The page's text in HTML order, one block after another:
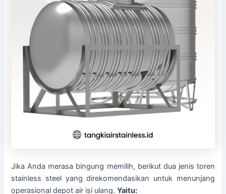
Jika Anda merasa bingung memilih, berikut dua jenis toren
stainless steel yang direkomendasikan untuk menunjang
operasional depot air isi ulang.Yaitu: